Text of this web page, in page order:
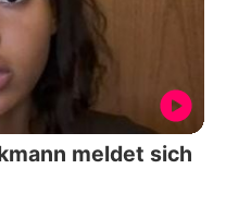
meldet sich